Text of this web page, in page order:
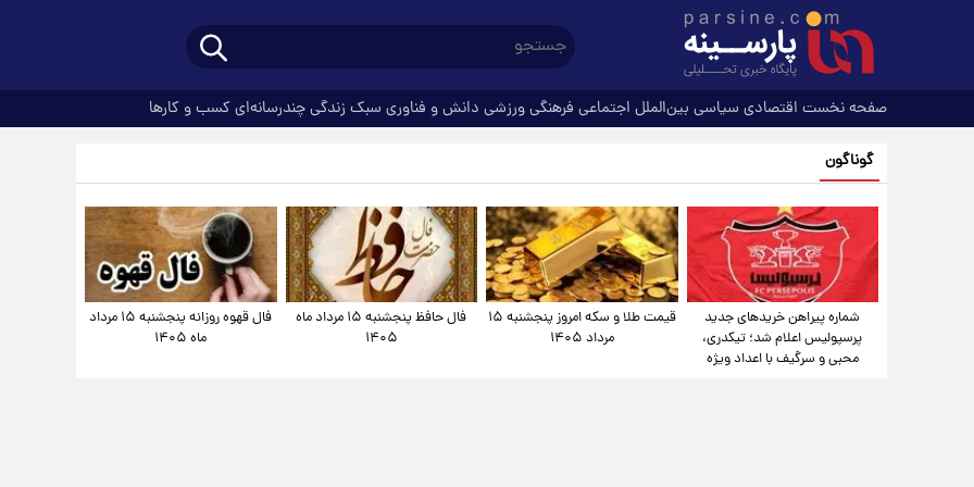
صفحه نخست اقتصادی سیاسی بین‌الملل اجتماعی فرهنگیورزشی دانش و فناوری سبک زندگیچندرسانه‌ای کسب و کارها
گوناگون
شماره پیراهن خریدهای جدید
پرسپولیس اعلام شد؛ تیکدری،
محبی و سرگیف با اعداد ویژه
قیمت طلا و سکه امروز پنجشنبه ۱۵
مرداد ۱۴۰۵
فال حافظ پنجشنبه ۱۵ مرداد ماه
۱۴۰۵
فال قهوه روزانه پنجشنبه ۱۵ مرداد
ماه ۱۴۰۵